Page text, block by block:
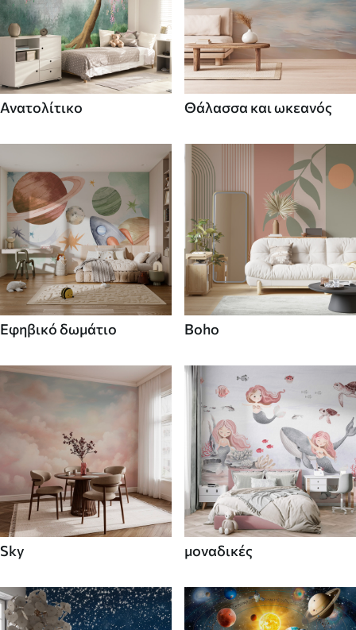
Ανατολίτικο Θάλασσα και ωκεανός
Εφηβικό δωμάτιο Boho
Sky μοναδικές